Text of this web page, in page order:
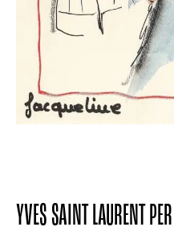
YVES SAINT LAURENT